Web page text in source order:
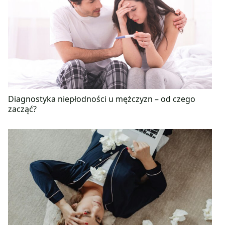
Diagnostyka niepłodności u mężczyzn – od czego
zacząć?